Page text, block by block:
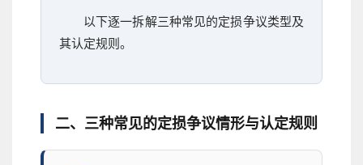
以下逐一拆解三种常见的定损争议类型及
其认定规则。
二、三种常见的定损争议情形与认定规则